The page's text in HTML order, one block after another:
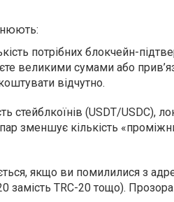
потрібних блокчейн-
великими сумами або
відчутно.
стейблкоїнів (USDT/USDC),
зменшує кількість
якщо ви помилилися з
TRC-20 тощо).